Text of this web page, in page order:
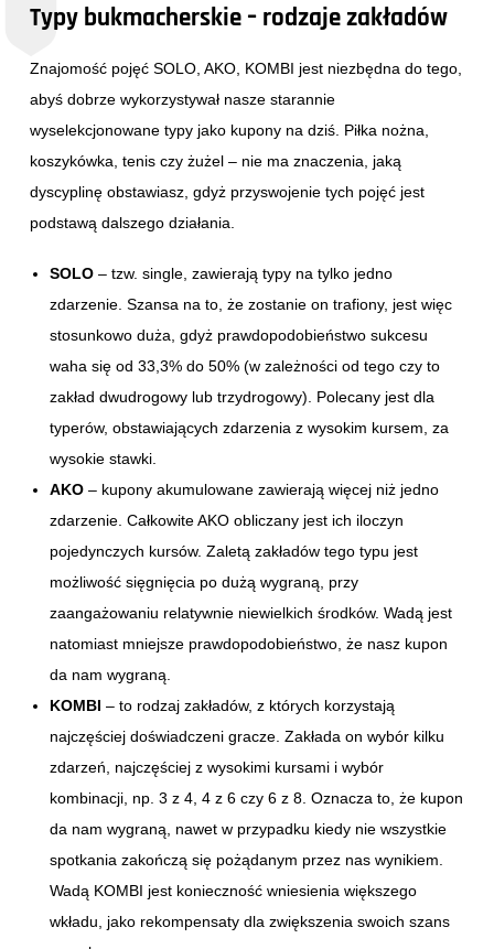
Typy bukmacherskie – rodzaje zakładów
Znajomość pojęć SOLO, AKO, KOMBI jest niezbędna do tego,
abyś dobrze wykorzystywał nasze starannie
wyselekcjonowane typy jako kupony na dziś. Piłka nożna,
koszykówka, tenis czy żużel – nie ma znaczenia, jaką
dyscyplinę obstawiasz, gdyż przyswojenie tych pojęć jest
podstawą dalszego działania.
SOLO – tzw. single, zawierają typy na tylko jedno
zdarzenie. Szansa na to, że zostanie on trafiony, jest więc
stosunkowo duża, gdyż prawdopodobieństwo sukcesu
waha się od 33,3% do 50% (w zależności od tego czy to
zakład dwudrogowy lub trzydrogowy). Polecany jest dla
typerów, obstawiających zdarzenia z wysokim kursem, za
wysokie stawki.
AKO – kupony akumulowane zawierają więcej niż jedno
zdarzenie. Całkowite AKO obliczany jest ich iloczyn
pojedynczych kursów. Zaletą zakładów tego typu jest
możliwość sięgnięcia po dużą wygraną, przy
zaangażowaniu relatywnie niewielkich środków. Wadą jest
natomiast mniejsze prawdopodobieństwo, że nasz kupon
da nam wygraną.
KOMBI – to rodzaj zakładów, z których korzystają
najczęściej doświadczeni gracze. Zakłada on wybór kilku
zdarzeń, najczęściej z wysokimi kursami i wybór
kombinacji, np. 3 z 4, 4 z 6 czy 6 z 8. Oznacza to, że kupon
da nam wygraną, nawet w przypadku kiedy nie wszystkie
spotkania zakończą się pożądanym przez nas wynikiem.
Wadą KOMBI jest konieczność wniesienia większego
wkładu, jako rekompensaty dla zwiększenia swoich szans